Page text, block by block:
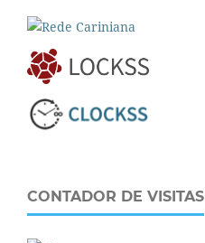
CONTADOR DE VISITAS